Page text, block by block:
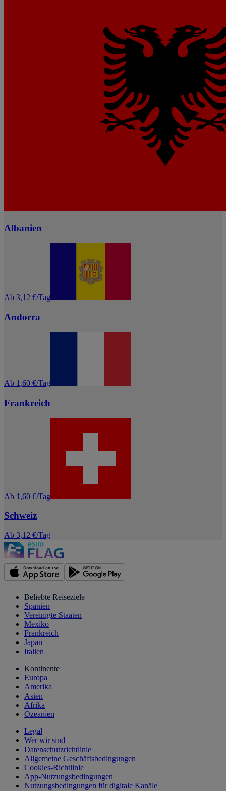
Albanien
Ab 3,12 €/Tag
Andorra
Ab 1,60 €/Tag
Frankreich
Ab 1,60 €/Tag
Schweiz
Ab 3,12 €/Tag
Beliebte Reiseziele
Spanien
Vereinigte Staaten
Mexiko
Frankreich
Japan
Italien
Kontinente
Europa
Amerika
Asien
Afrika
Ozeanien
Legal
Wer wir sind
Datenschutzrichtlinie
Allgemeine Geschäftsbedingungen
Cookies-Richtlinie
App-Nutzungsbedingungen
Nutzungsbedingungen für digitale Kanäle